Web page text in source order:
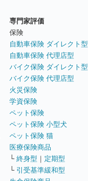
専門家評価
保険
自動車保険 ダイレクト型
自動車保険 代理店型
バイク保険 ダイレクト型
バイク保険 代理店型
火災保険
学資保険
ペット保険
ペット保険 小型犬
ペット保険 猫
医療保険商品
└ 終身型 ｜ 定期型
└ 引受基準緩和型